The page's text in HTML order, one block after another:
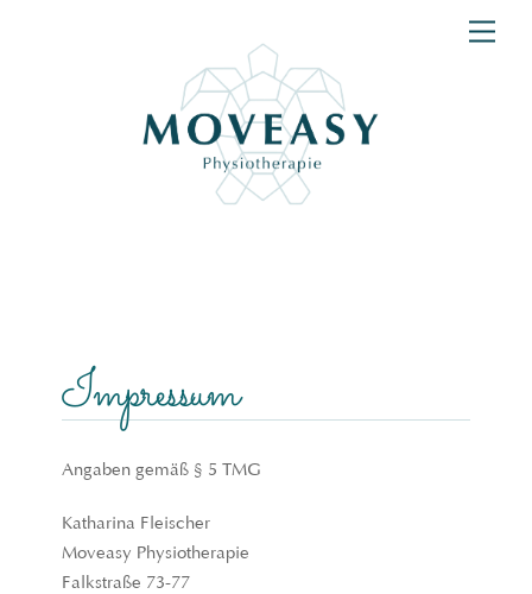
Impressum
Angaben gemäß § 5 TMG
Katharina Fleischer
Moveasy Physiotherapie
Falkstraße 73-77